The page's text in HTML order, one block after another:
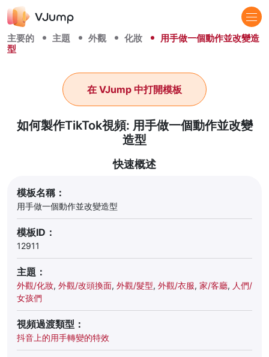
主要的 主題 外觀 化妝
用手做一個動作並改變造
型
如何製作TikTok視頻: 用手做一個動作並改變
造型
在 VJump 中打開模板
快速概述
模板名稱：
用手做一個動作並改變造型
模板ID：
12911
主題：
外觀/化妝, 外觀/改頭換面, 外觀/髮型, 外觀/衣服, 家/客廳, 人們/
女孩們
視頻過渡類型：
抖音上的用手轉變的特效